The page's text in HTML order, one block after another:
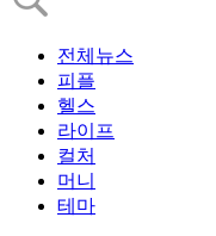
전체뉴스
피플
헬스
라이프
컬처
머니
테마